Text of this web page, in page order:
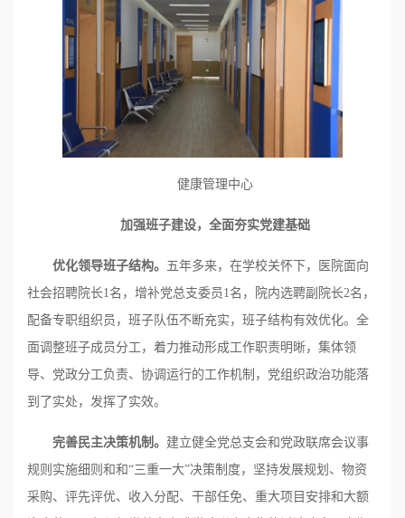
健康管理中心
加强班子建设，全面夯实党建基础
优化领导班子结构。 五年多来，在学校关怀下，医院面向
社会招聘院长1名，增补党总支委员1名，院内选聘副院长2名，
配备专职组织员，班子队伍不断充实，班子结构有效优化。全
面调整班子成员分工，着力推动形成工作职责明晰，集体领
导、党政分工负责、协调运行的工作机制，党组织政治功能落
到了实处，发挥了实效。
完善民主决策机制。 建立健全党总支会和党政联席会议事
规则实施细则和和“三重一大”决策制度，坚持发展规划、物资
采购、评先评优、收入分配、干部任免、重大项目安排和大额